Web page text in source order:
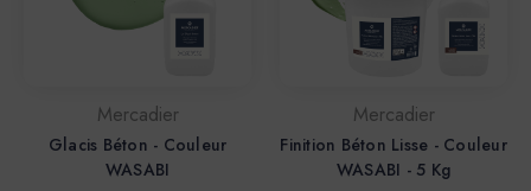
Mercadier
Glacis Béton - Couleur
WASABI
Mercadier
Finition Béton Lisse - Couleur
WASABI - 5 Kg